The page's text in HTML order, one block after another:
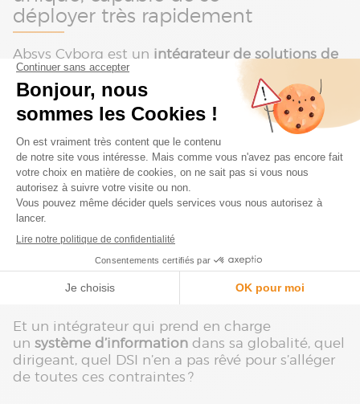
déployer très rapidement
Absys Cyborg est un intégrateur de solutions de
gestiondepuis 35 ans. Notre activité cloud est
venue compléter cette expertise historique. Plus
de 300 clients de tous les secteurs
d’activité n’ont pas hésité à nous confier les clés
de leur infrastructure IT. Beaucoup
d’entre eux sont des clients de nos solutions
SageouMicrosoft Dynamics qui, au
moment de migrer leurs applications ou de
changer de version s’adressent tout
naturellement à leur partenaire de confiance
pour évoluer vers le cloud. Un interlocuteur
unique dont ils connaissent déjà la
disponibilité et la fiabilité, c’est un accès
simplifié et privilégié.
Et un intégrateur qui prend en charge
un système d’information dans sa globalité, quel
dirigeant, quel DSI n’en a pas rêvé pour s’alléger
de toutes ces contraintes ?